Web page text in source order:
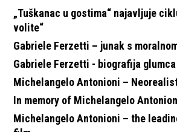
„Tuškanac u gostima“ najavljuje
volite“
Gabriele Ferzetti – junak s
Gabriele Ferzetti - biografija glumca
Michelangelo Antonioni –
In memory of Michelangelo
Michelangelo Antonioni – the